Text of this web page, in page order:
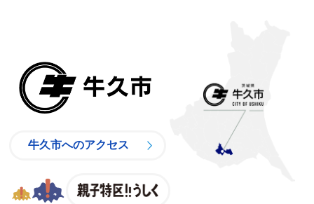
牛久市へのアクセス